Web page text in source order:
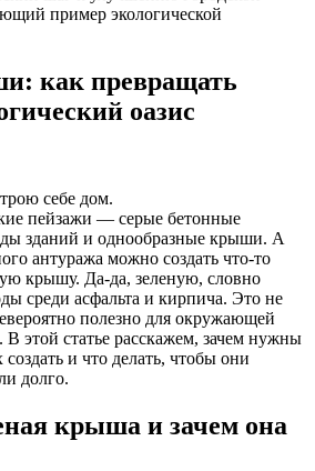
пример экологической
как превращать
оазис
себе дом.
пейзажи — серые бетонные
зданий и однообразные крыши. А
антуража можно создать что-то
крышу. Да-да, зеленую, словно
среди асфальта и кирпича. Это не
полезно для окружающей
В этой статье расскажем, зачем нужны
и что делать, чтобы они
долго.
крыша и зачем она